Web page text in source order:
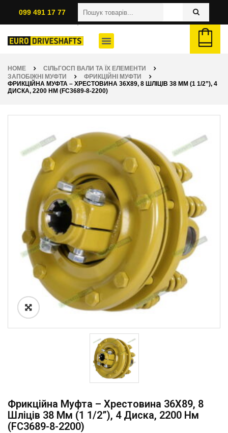
099 491 17 77
HOME
СІЛЬГОСП ВАЛИ ТА ЇХ ЕЛЕМЕНТИ
ЗАПОБІЖНІ МУФТИ
ФРИКЦІЙНІ МУФТИ
ФРИКЦІЙНА МУФТА – ХРЕСТОВИНА 36X89, 8 ШЛІЦІВ 38 ММ (1 1/2”), 4
ДИСКА, 2200 НМ (FC3689-8-2200)
Фрикційна Муфта – Хрестовина 36X89, 8
Шліців 38 Мм (1 1/2”), 4 Диска, 2200 Нм
(FC3689-8-2200)